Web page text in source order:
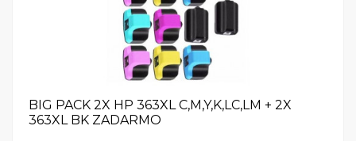
BIG PACK 2X HP 363XL C,M,Y,K,LC,LM + 2X
363XL BK ZADARMO